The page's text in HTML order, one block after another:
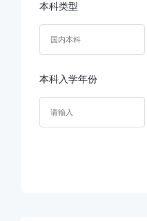
本科类型
本科入学年份